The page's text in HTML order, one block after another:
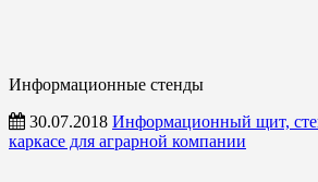
Информационные стенды
30.07.2018 Информационный щит,
каркасе для аграрной компании